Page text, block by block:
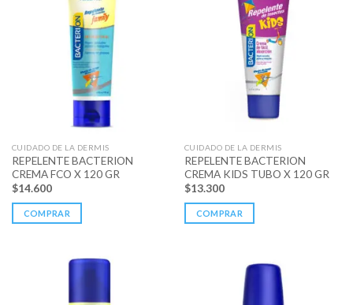
CUIDADO DE LA DERMIS
REPELENTE BACTERION
CREMA FCO X 120 GR
$14.600
COMPRAR
CUIDADO DE LA DERMIS
REPELENTE BACTERION
CREMA KIDS TUBO X 120 GR
$13.300
COMPRAR